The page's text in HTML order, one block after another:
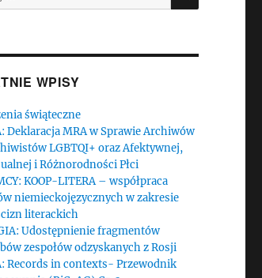
WPISY
świąteczne
Deklaracja MRA w Sprawie Archiwów
LGBTQI+ oraz Afektywnej,
i Różnorodności Płci
KOOP-LITERA – współpraca
niemieckojęzycznych w zakresie
literackich
Udostępnienie fragmentów
zespołów odzyskanych z Rosji
Records in contexts- Przewodnik